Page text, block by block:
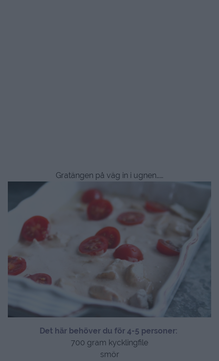
Gratängen på väg in i ugnen……
Det här behöver du för 4-5 personer:
700 gram kycklingfile
smör